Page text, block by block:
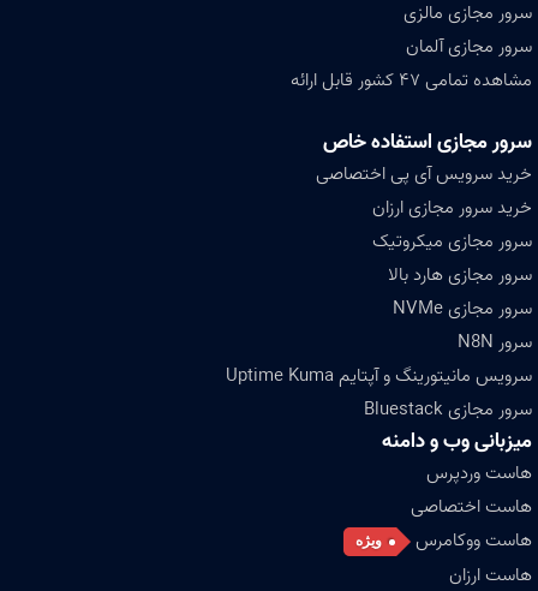
سرور مجازی مالزی
سرور مجازی آلمان
مشاهده تمامی ۴۷ کشور قابل ارائه
سرور مجازی استفاده خاص
خرید سرویس آی پی اختصاصی
خرید سرور مجازی ارزان
سرور مجازی میکروتیک
سرور مجازی هارد بالا
سرور مجازی NVMe
سرور N8N
سرویس مانیتورینگ و آپتایم Uptime Kuma
سرور مجازی Bluestack
میزبانی وب و دامنه
هاست وردپرس
هاست اختصاصی
هاست ووکامرس
ویژه
هاست ارزان